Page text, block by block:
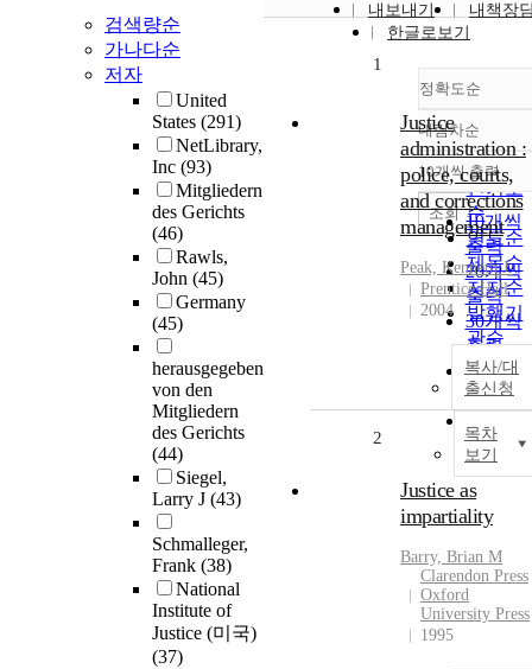
검색량순
가나다순
저자
United
States (291)
NetLibrary,
Inc (93)
Mitgliedern
des Gerichts
(46)
Rawls,
John (45)
Germany
(45)
herausgegeben
von den
Mitgliedern
des Gerichts
(44)
Siegel,
Larry J (43)
Schmalleger,
Frank (38)
National
Institute of
Justice (미국)
(37)
내보내기
내책장
한글로보기
정확도순
정확도
순
인기도
순
연도순
제목순
저자순
발행기
관순
내림차순
내림차
10개씩 출력
10개씩
출력
20개씩
출력
30개씩
출력
50개씩
출력
100개씩
출력
조회
1
Justice
administration :
police, courts,
and corrections
management
Peak, Kenneth J.
Prentice Hall
2004
복사/대
출신청
목차
보기
2
Justice as
impartiality
Barry, Brian M
Clarendon Press
Oxford
University Press
1995